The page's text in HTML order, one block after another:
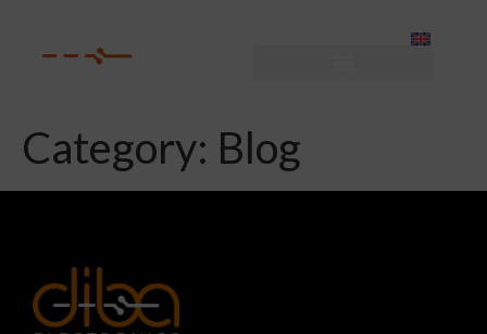
Category: Blog